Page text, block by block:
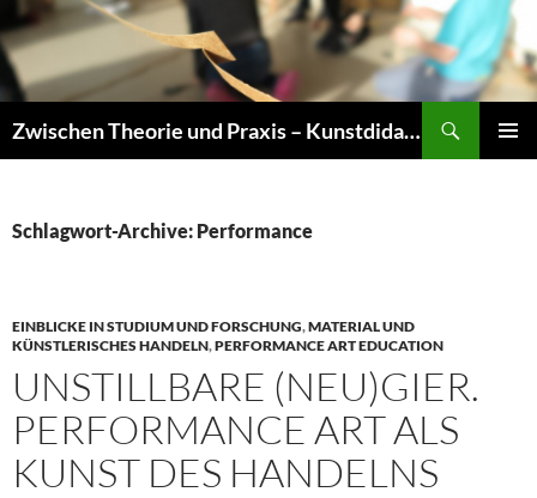
Zum
Inhalt
springen
Zwischen Theorie und Praxis – Kunstdidaktik an der TU Dresden
Schlagwort-Archive: Performance
EINBLICKE IN STUDIUM UND FORSCHUNG,MATERIAL UND
KÜNSTLERISCHES HANDELN,PERFORMANCE ART EDUCATION
UNSTILLBARE (NEU)GIER.
PERFORMANCE ART ALS
KUNST DES HANDELNS